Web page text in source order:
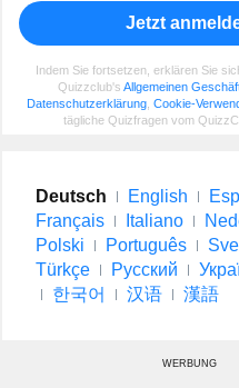
Jetzt
Indem Sie fortsetzen, erklären Sie
Quizzclub's Allgemeinen
Datenschutzerklärung, Cookie-
tägliche Quizfragen vom
Deutsch English
Français
Italiano
Polski
Português
Türkçe
Русский
한국어
汉语 漢語
WERBUNG